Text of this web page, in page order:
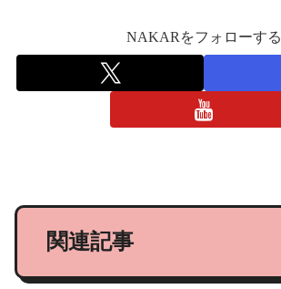
NAKARをフォローする
関連記事